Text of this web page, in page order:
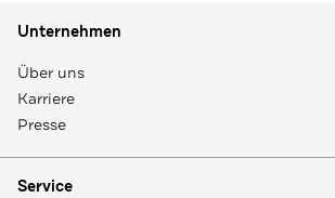
Unternehmen
Über uns
Karriere
Presse
Service